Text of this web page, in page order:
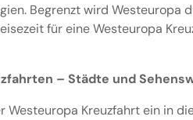
Begrenzt wird Westeuropa
für eine Westeuropa
– Städte und
Westeuropa Kreuzfahrt ein in